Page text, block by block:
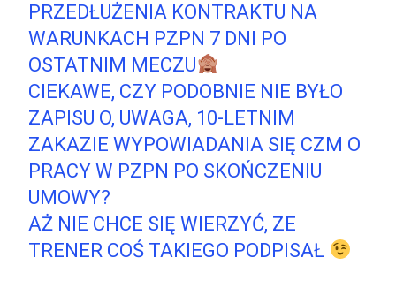
PRZEDŁUŻENIA KONTRAKTU NA
WARUNKACH PZPN 7 DNI PO
OSTATNIM MECZU
CIEKAWE, CZY PODOBNIE NIE BYŁO
ZAPISU O, UWAGA, 10-LETNIM
ZAKAZIE WYPOWIADANIA SIĘ CZM O
PRACY W PZPN PO SKOŃCZENIU
UMOWY?
AŻ NIE CHCE SIĘ WIERZYĆ, ZE
TRENER COŚ TAKIEGO PODPISAŁ